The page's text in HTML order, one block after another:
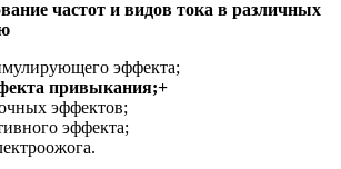
частот и видов тока в различных
эффекта;
привыкания;+
эффектов;
эффекта;